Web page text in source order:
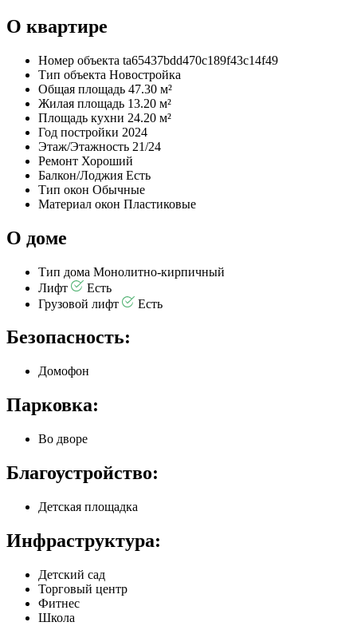
О квартире
Номер объекта ta65437bdd470c189f43c14f49
Тип объекта Новостройка
Общая площадь 47.30 м²
Жилая площадь 13.20 м²
Площадь кухни 24.20 м²
Год постройки 2024
Этаж/Этажность 21/24
Ремонт Хороший
Балкон/Лоджия Есть
Тип окон Обычные
Материал окон Пластиковые
О доме
Тип дома Монолитно-кирпичный
Лифт
Есть
Грузовой лифт
Есть
Безопасность:
Домофон
Парковка:
Во дворе
Благоустройство:
Детская площадка
Инфраструктура:
Детский сад
Торговый центр
Фитнес
Школа